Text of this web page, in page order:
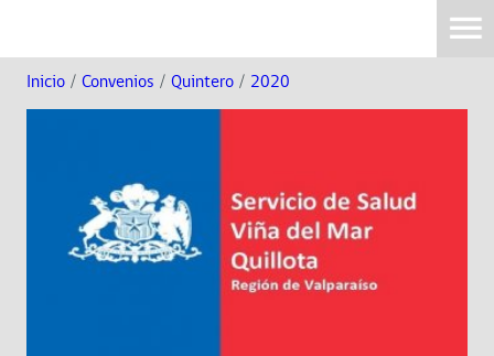
Inicio / Convenios / Quintero / 2020